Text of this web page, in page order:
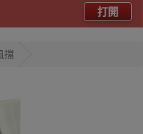
打開
擋